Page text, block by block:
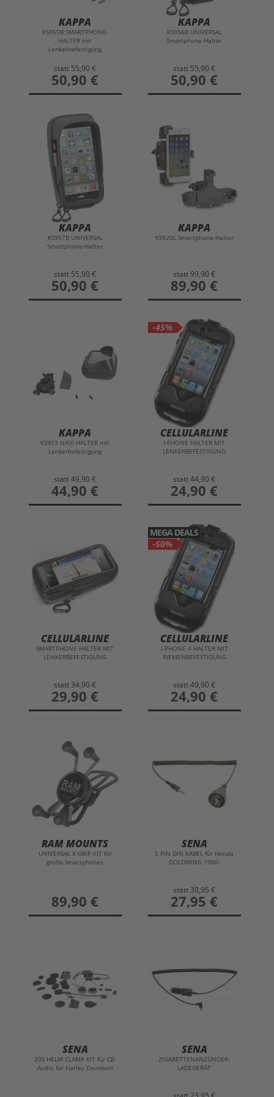
KAPPA
KS955B SMARTPHONE-
HALTER mit
Lenkerbefestigung
statt 55,90 €
preis
50,90 €
KAPPA
KS956B UNIVERSAL
Smartphone-Halter
statt 55,90 €
preis
50,90 €
KAPPA
KS957B UNIVERSAL
Smartphone-Halter
statt 55,90 €
preis
50,90 €
KAPPA
KS920L Smartphone-Halter
statt99,90 €
preis
89,90 €
KAPPA
KS953 NAVI HALTER mit
Lenkerbefestigung
statt49,90 €
preis
44,90 €
-45%
CELLULARLINE
I-PHONE HALTER MIT
LENKERBEFESTIGUNG
statt44,90 €
preis
24,90 €
CELLULARLINE
SMARTPHONE HALTER MIT
LENKERBEFESTIGUNG
statt 34,90 €
preis
29,90 €
MEGA DEALS
-50%
CELLULARLINE
I-PHONE 4 HALTER MIT
RIEMENBEFESTIGUNG
statt49,90 €
preis
24,90 €
RAM MOUNTS
UNIVERSAL X-GRIP KIT für
große Smartphones
preis
89,90 €
SENA
5 PIN DIN KABEL für Honda
GOLDWING 1980-
statt 30,95 €
preis
27,95 €
SENA
20S HELM CLAMP KIT für CB-
Audio für Harley Davidson
SENA
ZIGARETTENANZÜNDER-
LADEGERÄT